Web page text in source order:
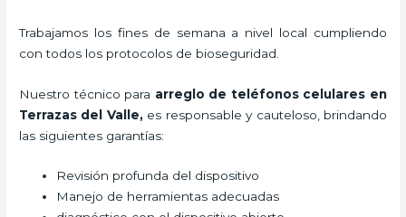
Trabajamos los fines de semana a nivel local cumpliendo
con todos los protocolos de bioseguridad.
Nuestro técnico para arreglo de teléfonos celulares en
Terrazas del Valle, es responsable y cauteloso, brindando
las siguientes garantías:
Revisión profunda del dispositivo
Manejo de herramientas adecuadas